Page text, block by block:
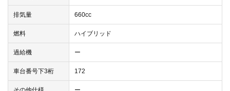
排気量 660cc
燃料 ハイブリッド
過給機 ー
車台番号下3桁 172